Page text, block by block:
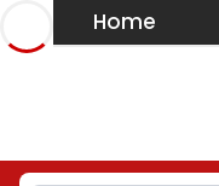
Home